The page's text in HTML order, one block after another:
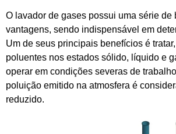
O lavador de gases possui uma série de
vantagens, sendo indispensável em
Um de seus principais benefícios é
poluentes nos estados sólido, líquido e
operar em condições severas de
poluição emitido na atmosfera é
reduzido.